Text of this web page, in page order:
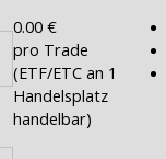
0.00 €
pro Trade
(ETF/ETC an 1
Handelsplatz
handelbar)